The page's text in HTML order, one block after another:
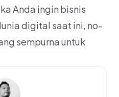
Anda ingin bisnis
digital saat ini, no-
sempurna untuk